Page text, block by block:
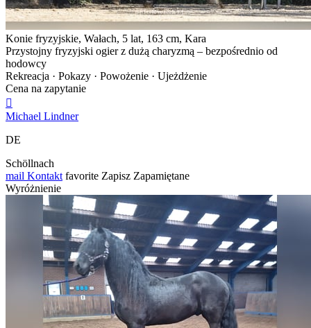
Konie fryzyjskie, Wałach, 5 lat, 163 cm, Kara
Przystojny fryzyjski ogier z dużą charyzmą – bezpośrednio od
hodowcy
Rekreacja · Pokazy · Powożenie · Ujeżdżenie
Cena na zapytanie

Michael Lindner
DE
Schöllnach
mail Kontakt favorite Zapisz Zapamiętane
Wyróżnienie